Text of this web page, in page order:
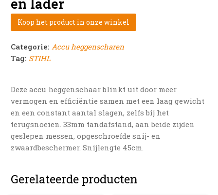
en lader
Koop het product in onze winkel
Categorie: Accu heggenscharen
Tag: STIHL
Deze accu heggenschaar blinkt uit door meer
vermogen en efficiëntie samen met een laag gewicht
en een constant aantal slagen, zelfs bij het
terugsnoeien. 33mm tandafstand, aan beide zijden
geslepen messen, opgeschroefde snij- en
zwaardbeschermer. Snijlengte 45cm.
Gerelateerde producten